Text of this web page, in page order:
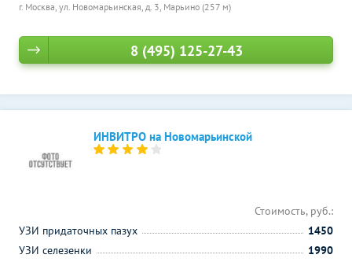
г. Москва, ул. Новомарьинская, д. 3, Марьино (257 м)
8 (495) 125-27-43
ИНВИТРО на Новомарьинской
Стоимость, руб.:
УЗИ придаточных пазух
1450
УЗИ селезенки
1990